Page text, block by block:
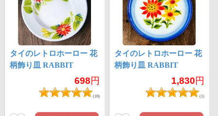
タイのレトロホーロー 花
柄飾り皿 RABBIT
BRAND〔約18cm×約
698円
(10)
タイのレトロホーロー 花
柄飾り皿 RABBIT
BRAND〔約25.5cm×約
1,830円
(1)